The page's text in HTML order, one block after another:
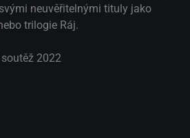
neuvěřitelnými tituly jako
trilogie Ráj.
2022